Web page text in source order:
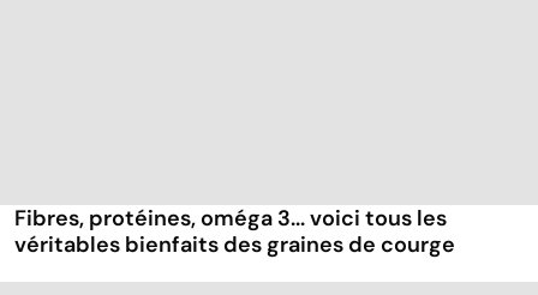
Fibres, protéines, oméga 3... voici tous les
véritables bienfaits des graines de courge